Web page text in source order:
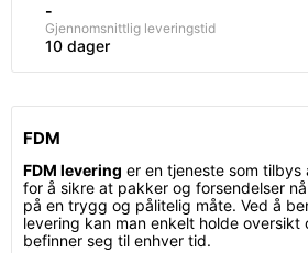
-
Gjennomsnittlig leveringstid
10 dager
FDM
FDM levering er en tjeneste som tilbys
for å sikre at pakker og forsendelser
på en trygg og pålitelig måte. Ved å
levering kan man enkelt holde oversikt
befinner seg til enhver tid.